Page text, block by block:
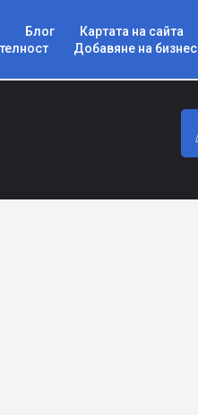
Блог Картата на сайта
Добавяне на бизнес